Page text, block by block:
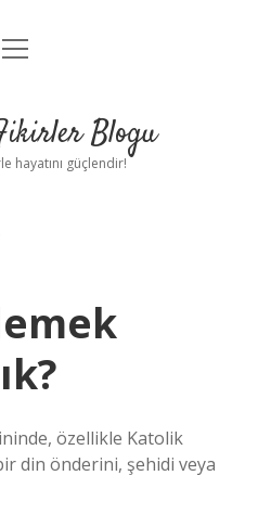
Uyarı
menüyü
Blogu
hayatını güçlendir!
özellikle Katolik
din önderini, şehidi veya